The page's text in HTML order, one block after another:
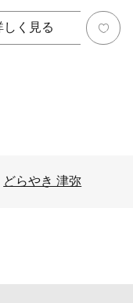
しく見る
どらやき 津弥